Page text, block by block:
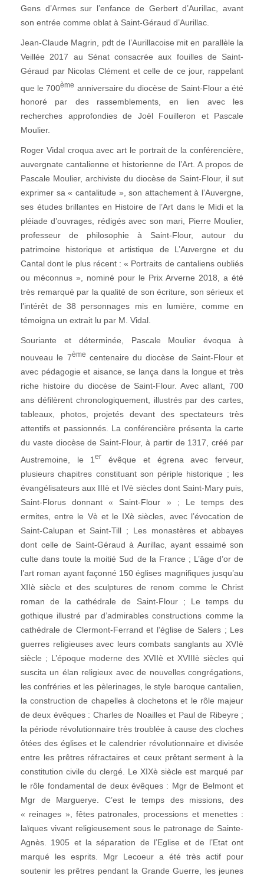
Gens d’Armes sur l’enfance de Gerbert d’Aurillac, avant
son entrée comme oblat à Saint-Géraud d’Aurillac.
Jean-Claude Magrin, pdt de l’Aurillacoise mit en parallèle la
Veillée 2017 au Sénat consacrée aux fouilles de Saint-
Géraud par Nicolas Clément et celle de ce jour, rappelant
que le 700ème anniversaire du diocèse de Saint-Flour a été
honoré par des rassemblements, en lien avec les
recherches approfondies de Joël Fouilleron et Pascale
Moulier.
Roger Vidal croqua avec art le portrait de la conférencière,
auvergnate cantalienne et historienne de l’Art. A propos de
Pascale Moulier, archiviste du diocèse de Saint-Flour, il sut
exprimer sa « cantalitude », son attachement à l’Auvergne,
ses études brillantes en Histoire de l’Art dans le Midi et la
pléiade d’ouvrages, rédigés avec son mari, Pierre Moulier,
professeur de philosophie à Saint-Flour, autour du
patrimoine historique et artistique de L’Auvergne et du
Cantal dont le plus récent : « Portraits de cantaliens oubliés
ou méconnus », nominé pour le Prix Arverne 2018, a été
très remarqué par la qualité de son écriture, son sérieux et
l’intérêt de 38 personnages mis en lumière, comme en
témoigna un extrait lu par M. Vidal.
Souriante et déterminée, Pascale Moulier évoqua à
nouveau le 7ème centenaire du diocèse de Saint-Flour et
avec pédagogie et aisance, se lança dans la longue et très
riche histoire du diocèse de Saint-Flour. Avec allant, 700
ans défilèrent chronologiquement, illustrés par des cartes,
tableaux, photos, projetés devant des spectateurs très
attentifs et passionnés. La conférencière présenta la carte
du vaste diocèse de Saint-Flour, à partir de 1317, créé par
Austremoine, le 1er
évêque et égrena avec ferveur,
plusieurs chapitres constituant son périple historique ; les
évangélisateurs aux IIIè et IVè siècles dont Saint-Mary puis,
Saint-Florus donnant « Saint-Flour » ; Le temps des
ermites, entre le Vè et le IXè siècles, avec l’évocation de
Saint-Calupan et Saint-Till ; Les monastères et abbayes
dont celle de Saint-Géraud à Aurillac, ayant essaimé son
culte dans toute la moitié Sud de la France ; L’âge d’or de
l’art roman ayant façonné 150 églises magnifiques jusqu’au
XIIè siècle et des sculptures de renom comme le Christ
roman de la cathédrale de Saint-Flour ; Le temps du
gothique illustré par d’admirables constructions comme la
cathédrale de Clermont-Ferrand et l’église de Salers ; Les
guerres religieuses avec leurs combats sanglants au XVIè
siècle ; L’époque moderne des XVIIè et XVIIIè siècles qui
suscita un élan religieux avec de nouvelles congrégations,
les confréries et les pèlerinages, le style baroque cantalien,
la construction de chapelles à clochetons et le rôle majeur
de deux évêques : Charles de Noailles et Paul de Ribeyre ;
la période révolutionnaire très troublée à cause des cloches
ôtées des églises et le calendrier révolutionnaire et divisée
entre les prêtres réfractaires et ceux prêtant serment à la
constitution civile du clergé. Le XIXè siècle est marqué par
le rôle fondamental de deux évêques : Mgr de Belmont et
Mgr de Marguerye. C’est le temps des missions, des
« reinages », fêtes patronales, processions et menettes :
laïques vivant religieusement sous le patronage de Sainte-
Agnès. 1905 et la séparation de l’Eglise et de l’Etat ont
marqué les esprits. Mgr Lecoeur a été très actif pour
soutenir les prêtres pendant la Grande Guerre, les jeunes